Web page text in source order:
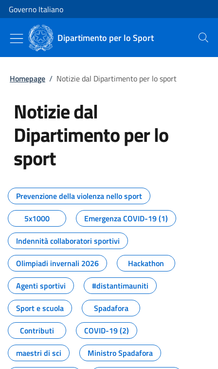
Vai al contenuto
Vai alla navigazione del sito
Governo Italiano
Dipartimento per lo Sport Cerca
Homepage / Notizie dal Dipartimento per lo sport
Notizie dal
Dipartimento per lo
sport
Tutti i contenuti della pagina
Prevenzione della violenza nello sport
5x1000
Emergenza COVID-19 (1)
Indennità collaboratori sportivi
Olimpiadi invernali 2026
Hackathon
Agenti sportivi
#distantimauniti
Sport e scuola
Spadafora
Contributi
COVID-19 (2)
maestri di sci
Ministro Spadafora